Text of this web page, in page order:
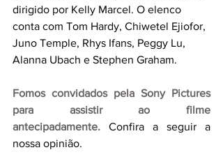
dirigido por Kelly Marcel. O elenco
conta com Tom Hardy, Chiwetel Ejiofor,
Juno Temple, Rhys Ifans, Peggy Lu,
Alanna Ubach e Stephen Graham.
Fomos convidados pela Sony Pictures
para assistir ao filme
antecipadamente.
Confira a seguir a
nossa opinião.